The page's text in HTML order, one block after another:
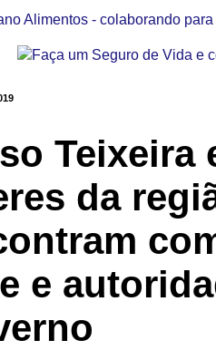
Teixeira
da
e